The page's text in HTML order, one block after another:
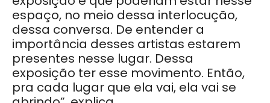
espaço, no meio dessa interlocução,
dessa conversa. De entender a
importância desses artistas estarem
presentes nesse lugar. Dessa
exposição ter esse movimento. Então,
pra cada lugar que ela vai, ela vai se